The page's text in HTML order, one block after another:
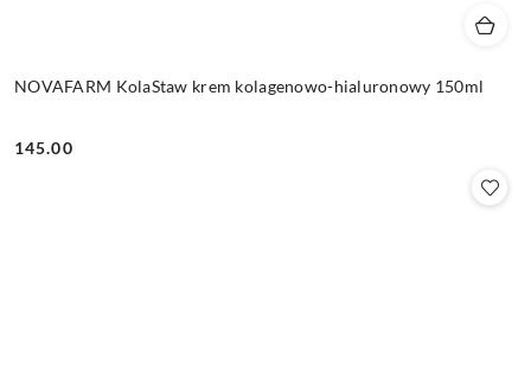
NOVAFARM KolaStaw krem kolagenowo-hialuronowy 150ml
Cena:
145.00